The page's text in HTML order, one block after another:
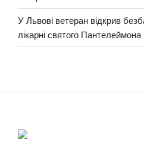
У Львові ветеран відкрив
лікарні святого Пантелеймона